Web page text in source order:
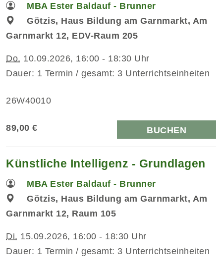
MBA Ester Baldauf - Brunner
Götzis, Haus Bildung am Garnmarkt, Am
Garnmarkt 12, EDV-Raum 205
Do. 10.09.2026, 16:00 - 18:30 Uhr
Dauer: 1 Termin / gesamt: 3 Unterrichtseinheiten
26W40010
89,00 € BUCHEN
Künstliche Intelligenz - Grundlagen
MBA Ester Baldauf - Brunner
Götzis, Haus Bildung am Garnmarkt, Am
Garnmarkt 12, Raum 105
Di. 15.09.2026, 16:00 - 18:30 Uhr
Dauer: 1 Termin / gesamt: 3 Unterrichtseinheiten